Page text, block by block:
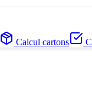
Calcul cartons